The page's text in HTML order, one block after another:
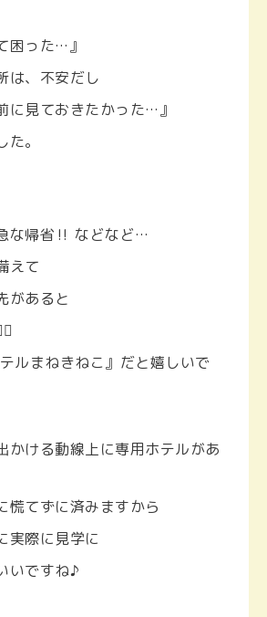
困った…』
は、不安だし
に見ておきたかった…』
。
な帰省‼︎ などなど…
えて
があると
ルまねきねこ』だと嬉しいで
かける動線上に専用ホテルがあ
慌てずに済みますから
実際に見学に
いですね♪